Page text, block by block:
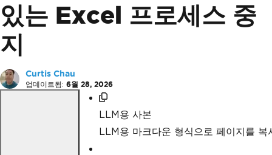
있는 Excel 프로세스 중
지
Curtis Chau
업데이트됨: 6월 28, 2026
LLM용 사본
LLM용 마크다운 형식으로 페이지를 복